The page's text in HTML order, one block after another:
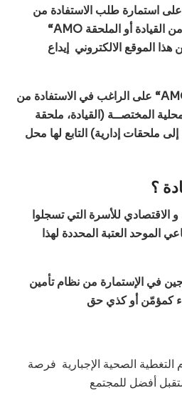
استمارة طلب الاستفادة من
“AMO تضامن” سحب هذه الأخيرة من القيادة أو الملحقة
هذا الموقع الالكتروني إيداع
على الراغب في الاستفادة من “AMO تضامن” أن يقدم استمارة
المختصــة (القيادة، ملحقة
ملحقات إدارية) التابع لها محل
؟
و الاقتصادي للأسرة التي تسجلوا
الموحد العتبة المحددة لهذا
في الإستمارة من نظام تأمين
كمؤمّن أو كذي حق
الصحية الإجبارية فرصة
أفضل للمجتمع